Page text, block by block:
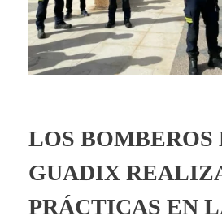
LOS BOMBEROS
GUADIX
PRÁCTICAS EN